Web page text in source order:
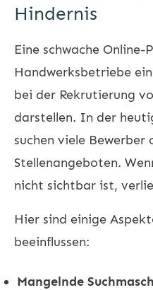
Hindernis
Eine schwache Online-
Handwerksbetriebe
bei der Rekrutierung
darstellen. In der
suchen viele Bewerber
Stellenangeboten.
nicht sichtbar ist,
Hier sind einige
beeinflussen:
Mangelnde